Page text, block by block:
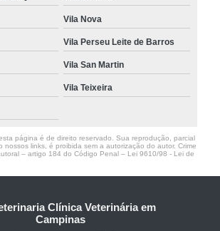
Vila Nova
Vila Perseu Leite de Barros
Vila San Martin
Vila Teixeira
página é de direito reservado. Sua reprodução, parcial
nossos links, é proibida sem a autorização do autor. Crime
– artigo 184 do Código Penal – Lei 9610/98 - Lei de
Clínica Veterinária em
Campinas